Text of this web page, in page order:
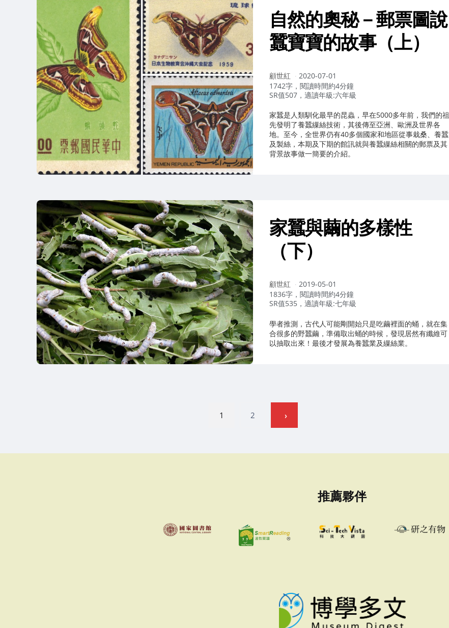
自然的奧秘－郵票圖說
蠶寶寶的故事（上）
作
者：
顧世紅
2020-07-01
1742字，閱讀時間約4分鐘
SR值507，適讀年級:六年級
家蠶是人類馴化最早的昆蟲，早在5000多年前，我們的祖
先發明了養蠶繅絲技術，其後傳至亞洲、歐洲及世界各
地。至今，全世界仍有40多個國家和地區從事栽桑、養蠶
及製絲，本期及下期的館訊就與養蠶繅絲相關的郵票及其
背景故事做一簡要的介紹。
家蠶與繭的多樣性
（下）
作
者：
顧世紅
2019-05-01
1836字，閱讀時間約4分鐘
SR值535，適讀年級:七年級
學者推測，古代人可能剛開始只是吃繭裡面的蛹，就在集
合很多的野蠶繭，準備取出蛹的時候，發現居然有纖維可
以抽取出來！最後才發展為養蠶業及繅絲業。
分
1 2
推薦夥伴